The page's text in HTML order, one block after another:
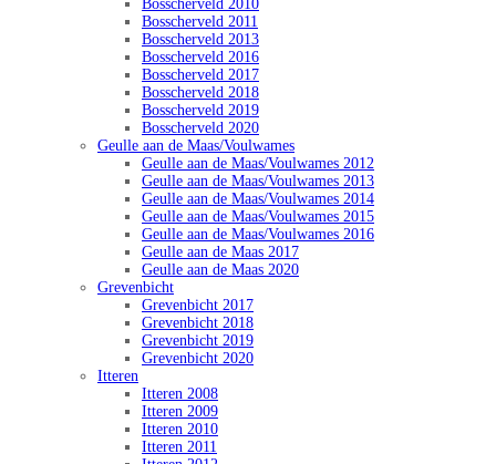
Bosscherveld 2010
Bosscherveld 2011
Bosscherveld 2013
Bosscherveld 2016
Bosscherveld 2017
Bosscherveld 2018
Bosscherveld 2019
Bosscherveld 2020
Geulle aan de Maas/Voulwames
Geulle aan de Maas/Voulwames 2012
Geulle aan de Maas/Voulwames 2013
Geulle aan de Maas/Voulwames 2014
Geulle aan de Maas/Voulwames 2015
Geulle aan de Maas/Voulwames 2016
Geulle aan de Maas 2017
Geulle aan de Maas 2020
Grevenbicht
Grevenbicht 2017
Grevenbicht 2018
Grevenbicht 2019
Grevenbicht 2020
Itteren
Itteren 2008
Itteren 2009
Itteren 2010
Itteren 2011